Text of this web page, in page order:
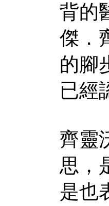
背的
傑．
的腳
已經
齊靈
思，
是也